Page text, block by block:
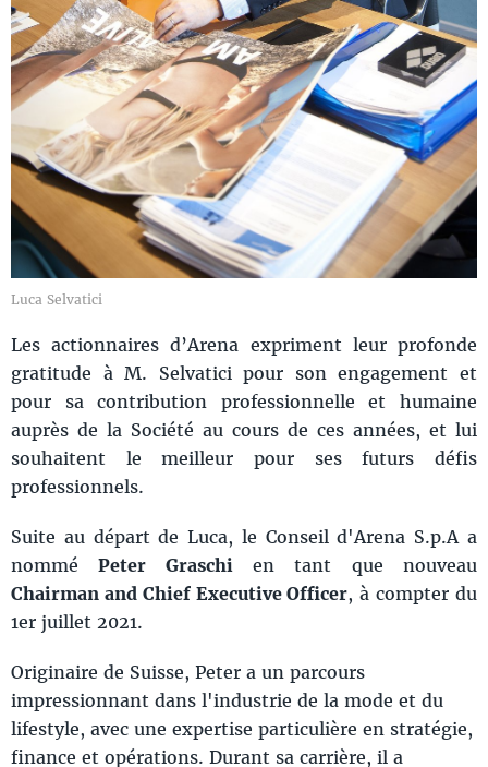
Luca Selvatici
Les actionnaires d’Arena expriment leur profonde
gratitude à M. Selvatici pour son engagement et
pour sa contribution professionnelle et humaine
auprès de la Société au cours de ces années, et lui
souhaitent le meilleur pour ses futurs défis
professionnels.
Suite au départ de Luca, le Conseil d'Arena S.p.A a
nomméPeter Graschi en tant que nouveau
Chairman and Chief Executive Officer, à compter du
1er juillet 2021.
Originaire de Suisse, Peter a un parcours
impressionnant dans l'industrie de la mode et du
lifestyle, avec une expertise particulière en stratégie,
finance et opérations. Durant sa carrière, il a